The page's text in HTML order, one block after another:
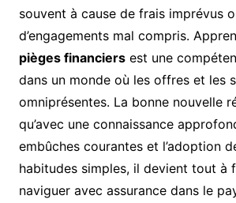
souvent à cause de frais imprévus
d’engagements mal compris.
pièges financiersest une
dans un monde où les offres et les
omniprésentes. La bonne nouvelle
qu’avec une connaissance
embûches courantes et l’adoption
habitudes simples, il devient tout à
naviguer avec assurance dans le